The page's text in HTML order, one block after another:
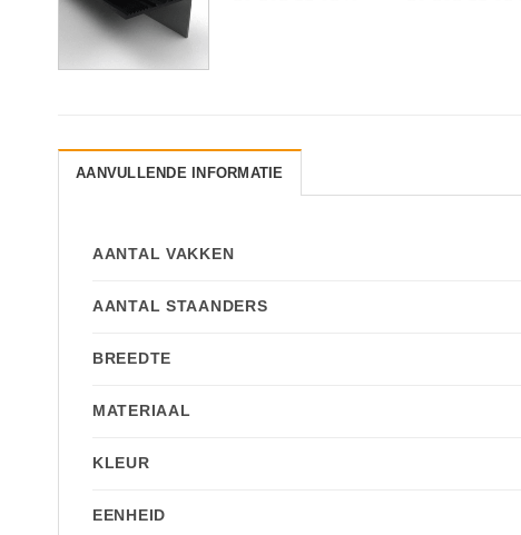
AANVULLENDE INFORMATIE
AANTAL VAKKEN
AANTAL STAANDERS
BREEDTE
MATERIAAL
KLEUR
EENHEID